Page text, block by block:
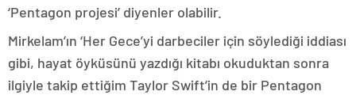
‘Pentagon projesi’ diyenler olabilir.
Mirkelam’ın ‘Her Gece’yi darbeciler için söylediği iddiası
gibi, hayat öyküsünü yazdığı kitabı okuduktan sonra
ilgiyle takip ettiğim Taylor Swift’in de bir Pentagon